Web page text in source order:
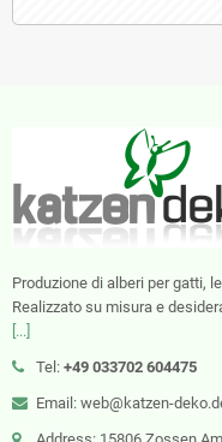
Produzione di alberi per gatti,
Realizzato su misura e
[...]
Tel: +49 033702 604475
Email: web@katzen-